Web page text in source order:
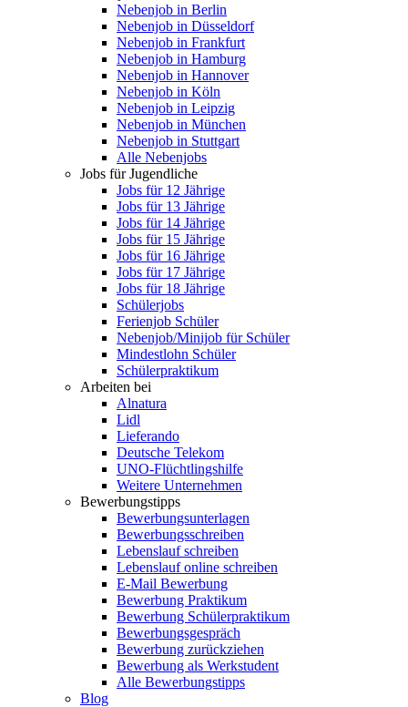
Nebenjob in Berlin
Nebenjob in Düsseldorf
Nebenjob in Frankfurt
Nebenjob in Hamburg
Nebenjob in Hannover
Nebenjob in Köln
Nebenjob in Leipzig
Nebenjob in München
Nebenjob in Stuttgart
Alle Nebenjobs
Jobs für Jugendliche
Jobs für 12 Jährige
Jobs für 13 Jährige
Jobs für 14 Jährige
Jobs für 15 Jährige
Jobs für 16 Jährige
Jobs für 17 Jährige
Jobs für 18 Jährige
Schülerjobs
Ferienjob Schüler
Nebenjob/Minijob für Schüler
Mindestlohn Schüler
Schülerpraktikum
Arbeiten bei
Alnatura
Lidl
Lieferando
Deutsche Telekom
UNO-Flüchtlingshilfe
Weitere Unternehmen
Bewerbungstipps
Bewerbungsunterlagen
Bewerbungsschreiben
Lebenslauf schreiben
Lebenslauf online schreiben
E-Mail Bewerbung
Bewerbung Praktikum
Bewerbung Schülerpraktikum
Bewerbungsgespräch
Bewerbung zurückziehen
Bewerbung als Werkstudent
Alle Bewerbungstipps
Blog